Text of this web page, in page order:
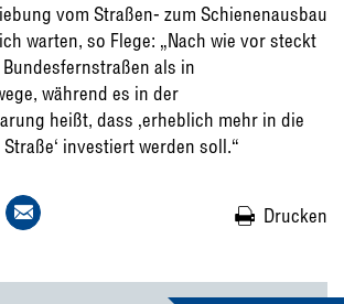
vom Straßen- zum Schienenausbau
warten, so Flege: „Nach wie vor steckt
als in
während es in der
heißt, dass ‚erheblich mehr in die
investiert werden soll.“
Drucken